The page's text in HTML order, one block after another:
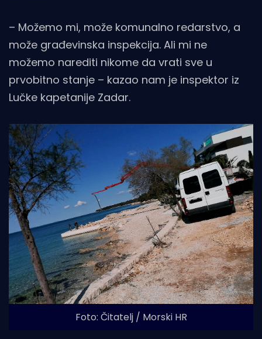
– Možemo mi, može komunalno redarstvo, a
može građevinska inspekcija. Ali mi ne
možemo narediti nikome da vrati sve u
prvobitno stanje – kazao nam je inspektor iz
Lučke kapetanije Zadar.
Foto: Čitatelj / Morski HR